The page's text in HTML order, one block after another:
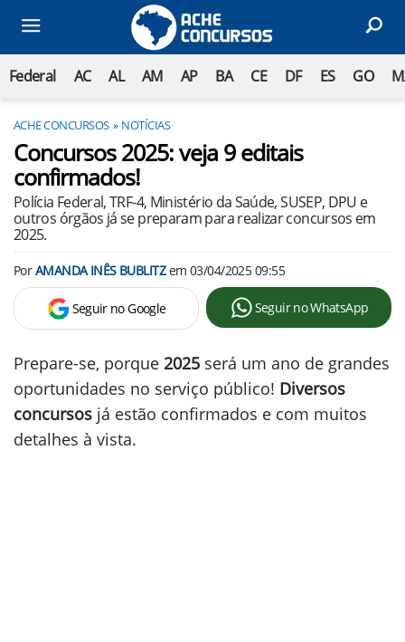
Federal AC AL AM AP BA CE DF ES GO
ACHE CONCURSOS NOTÍCIAS
Concursos 2025: veja 9 editais
confirmados!
Polícia Federal, TRF-4, Ministério da Saúde, SUSEP, DPU e
outros órgãos já se preparam para realizar concursos em
2025.
PorAMANDA INÊS BUBLITZem 03/04/2025 09:55
Seguir no Google Seguir no WhatsApp
Prepare-se, porque 2025 será um ano de grandes
oportunidades no serviço público! Diversos
concursos já estão confirmados e com muitos
detalhes à vista.